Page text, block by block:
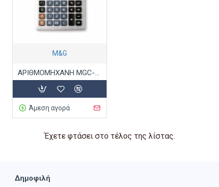
M&G
ΑΡΙΘΜΟΜΗΧΑΝΗ MGC-10 12disgit solar
Άμεση αγορά
Έχετε φτάσει στο τέλος της λίστας.
Δημοφιλή